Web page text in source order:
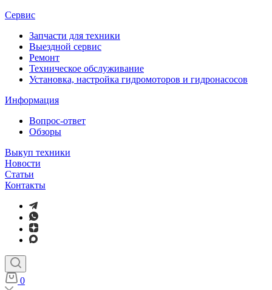
Сервис
Запчасти для техники
Выездной сервис
Ремонт
Техническое обслуживание
Установка, настройка гидромоторов и гидронасосов
Информация
Вопрос-ответ
Обзоры
Выкуп техники
Новости
Статьи
Контакты
0